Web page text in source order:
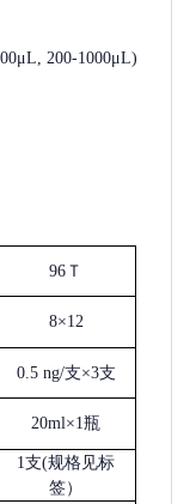
200-1000μL)
96Ｔ
8×12
0.5 ng/支×3支
20ml×1瓶
1支(规格见标
签）